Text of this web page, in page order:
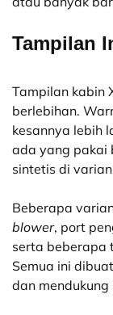
Tampilan
Tampilan kabin
berlebihan.
kesannya lebih
ada yang pakai
sintetis di
Beberapa
blower, port
serta beberapa
Semua ini
dan